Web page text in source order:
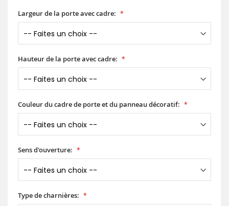
Largeur de la porte avec cadre:
Hauteur de la porte avec cadre:
Couleur du cadre de porte et du panneau décoratif:
Sens d'ouverture:
Type de charnières: